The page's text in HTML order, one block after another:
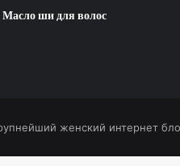
Масло ши для волос
женский интернет